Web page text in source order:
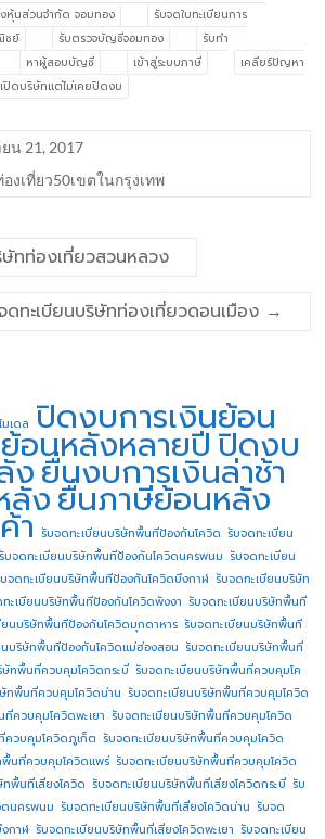
หุ้นส่วนจำกัด จอมทอง
รับจดใบทะเบียนการ
ชย์ รับตรวจบัญชีจอมทอง
รับทำ
หาผู้สอบบัญชี เข้าสู่ระบบภาษี
เคลียร์ปัญหา
เปิดบริษัทแต่ไม่เคยปิดงบ
น 21, 2017
งเที่ยว50เขตในกรุงเทพ
ษัทท่องเที่ยวสวนหลวง
ดทะเบียนบริษัทท่องเที่ยวดอนเมือง →
เดล ปิดงบการเงินย้อน
อนหลังหลายปี ปิดงบ
งยื่นงบการเงินล่าช้า
ลังยื่นภาษีย้อนหลัง
า รับจดทะเบียนบริษัทพื้นทีป้องกันโควิด รับจดทะเบียน
รับจดทะเบียนบริษัทพื้นทีป้องกันโควิดนครพนม รับจดทะเบียน
จดทะเบียนบริษัทพื้นทีป้องกันโควิดบึงกาฬ รับจดทะเบียนบริษัท
ทะเบียนบริษัทพื้นทีป้องกันโควิดพังงา รับจดทะเบียนบริษัทพื้นที
ยนบริษัทพื้นทีป้องกันโควิดมุกดาหาร รับจดทะเบียนบริษัทพื้นที
นบริษัทพื้นทีป้องกันโควิดแม่ฮ่องสอน รับจดทะเบียนบริษัทพื้นที่
ษัทพื้นที่ควบคุมโควิดกระบี่ รับจดทะเบียนบริษัทพื้นที่ควบคุมโค
ทพื้นที่ควบคุมโควิดน่าน รับจดทะเบียนบริษัทพื้นที่ควบคุมโควิด
ควบคุมโควิดพะเยา รับจดทะเบียนบริษัทพื้นที่ควบคุมโควิด
ควบคุมโควิดภูเก็ต รับจดทะเบียนบริษัทพื้นที่ควบคุมโควิด
พื้นที่ควบคุมโควิดแพร่ รับจดทะเบียนบริษัทพื้นที่ควบคุมโควิด
ทพื้นที่เสี่ยงโควิด รับจดทะเบียนบริษัทพื้นที่เสี่ยงโควิดกระบี่ รับ
ดนครพนม รับจดทะเบียนบริษัทพื้นที่เสี่ยงโควิดน่าน รับจด
กาฬ รับจดทะเบียนบริษัทพื้นที่เสี่ยงโควิดพะเยา รับจดทะเบียน